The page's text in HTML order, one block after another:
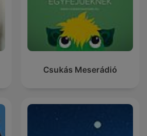
Csukás Meserádió